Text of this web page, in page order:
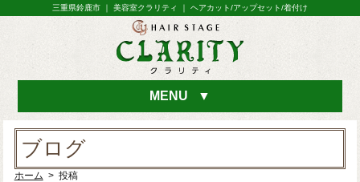
三重県鈴鹿市 ｜ 美容室クラリティ ｜ ヘアカット/アップセット/着付け
MENU ▼
ブログ
ホーム > 投稿